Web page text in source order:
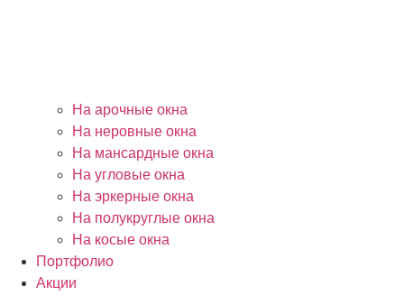
На арочные окна
На неровные окна
На мансардные окна
На угловые окна
На эркерные окна
На полукруглые окна
На косые окна
Портфолио
Акции